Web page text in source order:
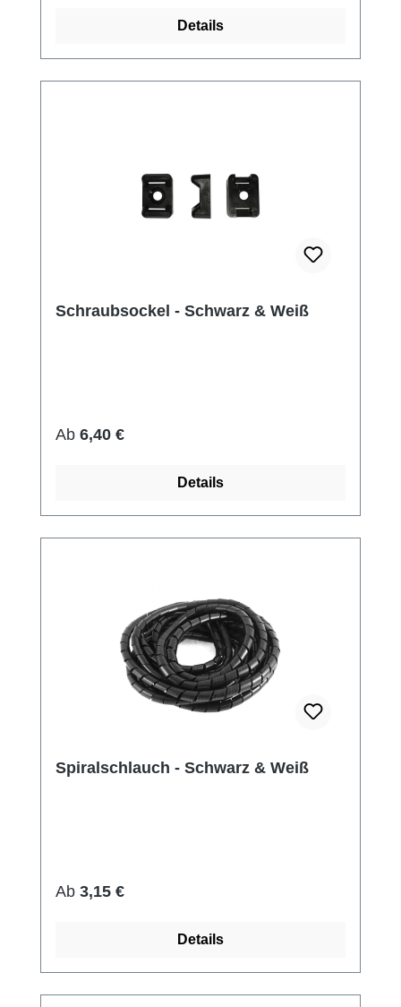
Details
Schraubsockel - Schwarz & Weiß
Regulärer Preis:
Ab 6,40 €
Details
Spiralschlauch - Schwarz & Weiß
Regulärer Preis:
Ab 3,15 €
Details